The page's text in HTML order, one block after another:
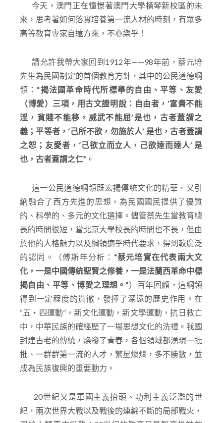
今天，澳門正在憧憬著澳門大學橫琴新校區的未
來，思考著如何落實培養第一流人材的時刻，有眾多
高等教育專家自遠方來，不亦樂乎！
請允許我帶大家回到1912年——98年前，蔡元培
先生為民國制定的首個教育方針，其中的公民道德綱
領： “揭法國革命時代所標舉的自由、平等、友愛
（博愛）三項，用古文證明說：自由者，‘富貴不能
淫，貧賤不能移，威武不能屈’ 是也，古者蓋謂之
義；平等者，‘己所不欲，勿施於人’ 是也，古者蓋謂
之恕；友愛者，‘己欲立而立人，己欲達而達人’ 是
也，古者蓋謂之仁” 。
這一公民道德綱領既宏揚傳統文化的精華，又引
納融合了西方先進的思想，為民國國民提供了優質
的、科學的、多元的文化選擇。儘管蔡先生當教育總
長的時間很短，當北京大學校長的時間也不長，但由
於他的人格魅力以及綱領適乎時代要求，得到較廣泛
的認同。（傅斯年分析： “蔡元培實在代表兩大文
化，一是中國傳統聖賢之修養，一是法蘭西革命中標
揭自由、平等、博愛之理想。”）百年回顧，這綱領
得到一定程度的貫徹，發揮了深遠的歷史作用。在
“五‧四運動”，新文化運動，新文學運動，抗日救亡
中，中華民族的確經歷了一場思想文化的洗禮。我國
封建古老的傳統，煥發了青春，各個領域都湧現一批
批、一群群第一流的人才，繁星燦爛，多不勝數，並
成為民族復興的重要動力。
20世紀又是軍國主義抬頭、功利主義泛濫的世
紀，兩次世界大戰以及戰後的連綿不斷的局部戰火，